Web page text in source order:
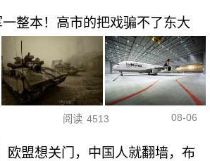
整本！高市的把戏骗不了东大
阅读 4513 08-06
欧盟想关门，中国人就翻墙，布